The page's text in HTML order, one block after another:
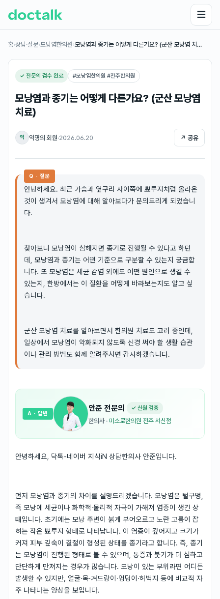
☰
홈›상담·질문›모낭염한의원›모낭염과 종기는 어떻게 다른가요? (군산 모낭염 치…
✓ 전문의 검수 완료 #모낭염한의원 #전주한의원
모낭염과 종기는 어떻게 다른가요? (군산 모낭염
치료)
익 익명의 회원·2026.06.20 ↗ 공유
Q · 질문
안녕하세요. 최근 가슴과 옆구리 사이쪽에 뾰루지처럼 올라온
것이 생겨서 모낭염에 대해 알아보다가 문의드리게 되었습니
다.
찾아보니 모낭염이 심해지면 종기로 진행될 수 있다고 하던
데, 모낭염과 종기는 어떤 기준으로 구분할 수 있는지 궁금합
니다. 또 모낭염은 세균 감염 외에도 어떤 원인으로 생길 수
있는지, 한방에서는 이 질환을 어떻게 바라보는지도 알고 싶
습니다.
군산 모낭염 치료를 알아보면서 한의원 치료도 고려 중인데,
일상에서 모낭염이 악화되지 않도록 신경 써야 할 생활 습관
이나 관리 방법도 함께 알려주시면 감사하겠습니다.
안준 전문의 ✓ 신원 검증
한의사 · 미소로한의원 전주 서신점
A · 답변
안녕하세요, 닥톡-네이버 지식iN 상담한의사 안준입니다.
먼저 모낭염과 종기의 차이를 설명드리겠습니다. 모낭염은 털구멍,
즉 모낭에 세균이나 화학적·물리적 자극이 가해져 염증이 생긴 상
태입니다. 초기에는 모낭 주변이 붉게 부어오르고 노란 고름이 잡
히는 작은 뾰루지 형태로 나타납니다. 이 염증이 깊어지고 크기가
커져 피부 깊숙이 결절이 형성된 상태를 종기라고 합니다. 즉, 종기
는 모낭염이 진행된 형태로 볼 수 있으며, 통증과 붓기가 더 심하고
단단하게 만져지는 경우가 많습니다. 모낭이 있는 부위라면 어디든
발생할 수 있지만, 얼굴·목·겨드랑이·엉덩이·허벅지 등에 비교적 자
주 나타나는 양상을 보입니다.